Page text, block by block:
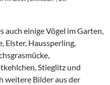
auch einige Vögel im Garten,
Elster, Haussperling,
Stieglitz und
weitere Bilder aus der